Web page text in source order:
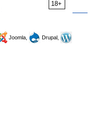
18+
Joomla,
Drupal,